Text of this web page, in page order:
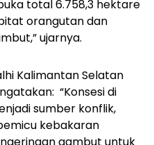
total 6.758,3 hektare
orangutan dan
ujarnya.
Kalimantan Selatan
“Konsesi di
sumber konflik,
kebakaran